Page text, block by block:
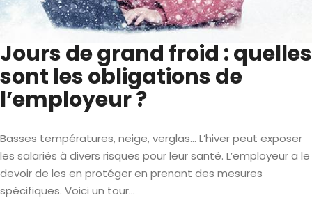
Jours de grand froid : quelles
sont les obligations de
l’employeur ?
Basses températures, neige, verglas… L’hiver peut exposer
les salariés à divers risques pour leur santé. L’employeur a le
devoir de les en protéger en prenant des mesures
spécifiques. Voici un tour...